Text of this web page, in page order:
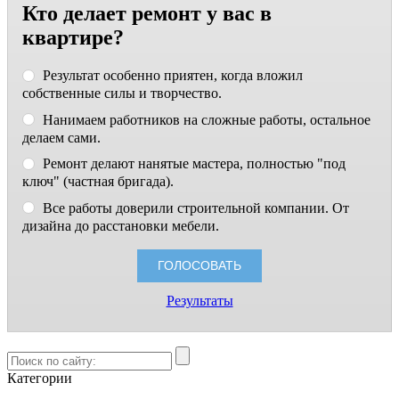
Кто делает ремонт у вас в
квартире?
Результат особенно приятен, когда вложил
собственные силы и творчество.
Нанимаем работников на сложные работы, остальное
делаем сами.
Ремонт делают нанятые мастера, полностью "под
ключ" (частная бригада).
Все работы доверили строительной компании. От
дизайна до расстановки мебели.
Результаты
Категории